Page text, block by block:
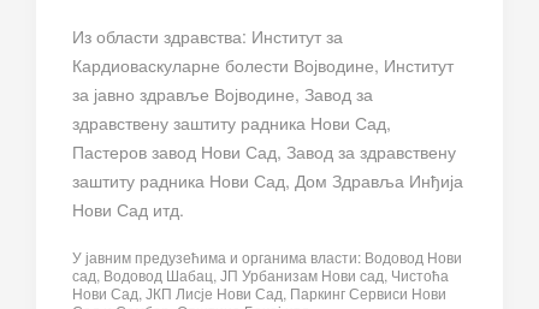
Из области здравства: Институт за
Кардиоваскуларне болести Војводине, Институт
за јавно здравље Војводине, Завод за
здравствену заштиту радника Нови Сад,
Пастеров завод Нови Сад, Завод за здравствену
заштиту радника Нови Сад, Дом Здравља Инђија
Нови Сад итд.
У јавним предузећима и органима власти: Водовод Нови
сад, Водовод Шабац, ЈП Урбанизам Нови сад, Чистоћа
Нови Сад, ЈКП Лисје Нови Сад, Паркинг Сервиси Нови